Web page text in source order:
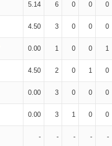
5.14 6 0 0 0
4.50 3 0 0 0
0.00 1 0 0 1
4.50 2 0 1 0
0.00 3 0 0 0
0.00 3 1 0 0
- - - - -